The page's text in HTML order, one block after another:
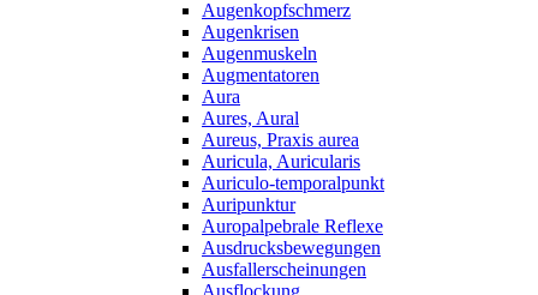
Augenkopfschmerz
Augenkrisen
Augenmuskeln
Augmentatoren
Aura
Aures, Aural
Aureus, Praxis aurea
Auricula, Auricularis
Auriculo-temporalpunkt
Auripunktur
Auropalpebrale Reflexe
Ausdrucksbewegungen
Ausfallerscheinungen
Ausflockung